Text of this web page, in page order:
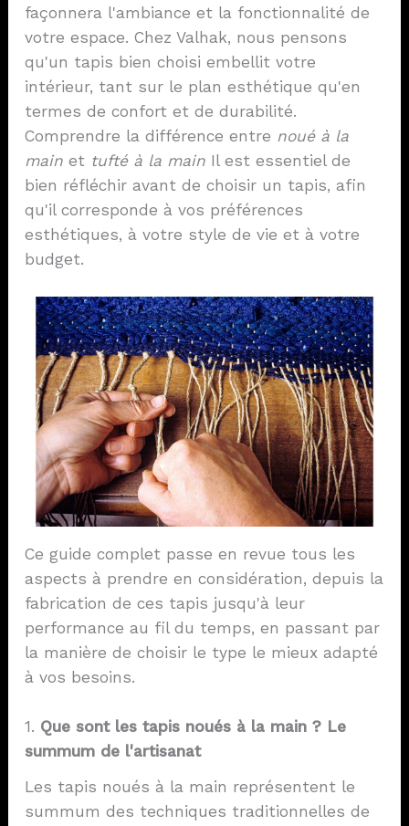
façonnera l'ambiance et la fonctionnalité de
votre espace. Chez Valhak, nous pensons
qu'un tapis bien choisi embellit votre
intérieur, tant sur le plan esthétique qu'en
termes de confort et de durabilité.
Comprendre la différence entre noué à la
mainet tufté à la mainIl est essentiel de
bien réfléchir avant de choisir un tapis, afin
qu'il corresponde à vos préférences
esthétiques, à votre style de vie et à votre
budget.
Ce guide complet passe en revue tous les
aspects à prendre en considération, depuis la
fabrication de ces tapis jusqu'à leur
performance au fil du temps, en passant par
la manière de choisir le type le mieux adapté
à vos besoins.
1. Que sont les tapis noués à la main ? Le
summum de l'artisanat
Les tapis noués à la main représentent le
summum des techniques traditionnelles de